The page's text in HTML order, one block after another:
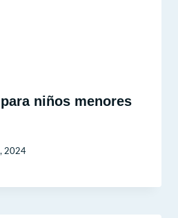
niños menores
2024